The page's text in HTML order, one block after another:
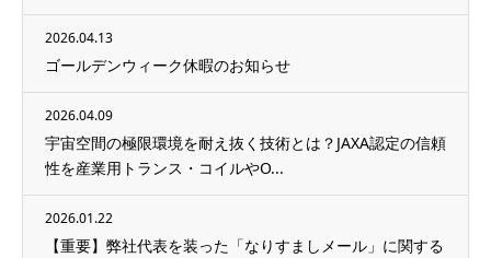
2026.04.13
ゴールデンウィーク休暇のお知らせ
2026.04.09
宇宙空間の極限環境を耐え抜く技術とは？JAXA認定の信頼
性を産業用トランス・コイルやO...
2026.01.22
【重要】弊社代表を装った「なりすましメール」に関する